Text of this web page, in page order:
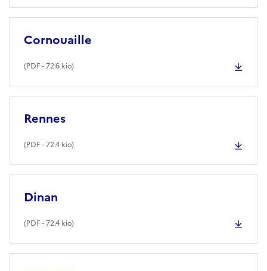
Cornouaille
(PDF- 72.6 kio)
Rennes
(PDF- 72.4 kio)
Dinan
(PDF- 72.4 kio)